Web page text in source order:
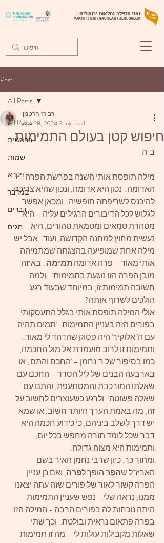
ואני תפילה נחלאות ירושלים |
VA'ANI TFILAH NACHLAOT JERUSALEM
Post
All Posts
בראשית
שמות
ויקרא
במדבר
דברים
חגים
All Posts
חיפוש קטן בעולם התמימות
רב רז הרטמן
Mar 28, 20243 min read
ב"ה
מילה תופסת אותי השנה בפרשת הפרה
האדומה.  נכון היא אדומה, ונכון שהיא צריכה
להיכנס לשריפתה חופשיה.  ומכאן אפשר
לגלוש לכל הדיבורים הרגילים עליה – היא
מטהרת טמאים ומטמאת טהורים, היא
נעשית מחוץ למחנה הקדושה, ועוד.  אבל יש
מילה אחת שמופיעה בהצגתה שמתמיהה
אותי מאוד – פרה אדומה תמימה.  באיזה
מובן הפרה הזו נוגעת בתמימות?  ולמה
חשובה תמימות זו, במיוחד שבעוד רגע
הולכים לשרוף אותה?
אולי המילה תופסת אותי בגלל התעסקותי
בפורים הזה בעניין התמימות.  'תמים תהיה
עם ה' אלוקיך' היה פסוק שהדהד לי מאוד.
ותמימות זו לרוב מועמדת אל מול החכמה,
כמו בסיפור של ר' נחמן – 'החכם והתם', או
בארבעה הבנים של ליל הסדר – החכם עם
שאלתו המורכבת והמסתעפת, והתם עם
שאלה פשוטה.  ולרגע כשעוצרים לחשוב על
זה, מה באמת הערך היותר חשוב, או שמא
יש דרך לשלב ביניהם, כי כידוע חכמה היא
דבר שכל לומד תורה מחפש בכל יום,
ותמימות היא מצוה גדולה.
ומתוך כך, כיון שרבי נחמן האיר בשם
האריז"ל שהפֻר הופך לפרה, ואם כן עניין
הפרה קשור לאור של פורים שזה עתה יצאנו
ממנו, נראה שלי - נפש שעניין התמימות
היתה נוכחות לה בפורים הרבה - המילה הזו
בפרה פתאום נראית ובולטת.  וכך שתי
שאלות מקבילות עולות לי – מה זו תמימות